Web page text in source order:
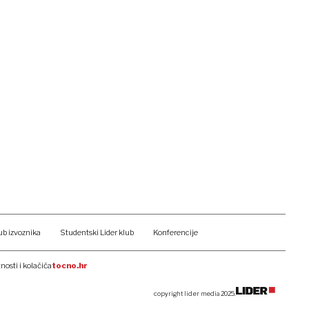
izvoznika Studentski Lider klub Konferencije
i kolačićatocno.hr
copyright lider media 2025.